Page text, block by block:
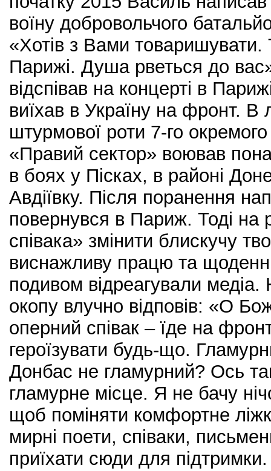
воїну добровольчого
«Хотів з Вами товаришувати.
Парижі. Душа рветься до
відспівав на концерті в
виїхав в Україну на фронт. В
штурмової роти 7-го
«Правий сектор» воював
в боях у Пісках, в районі
Авдіївку. Після поранення
повернувся в Париж. Тоді на
співака» змінити блискучу
виснажливу працю та
подивом відреагували
окопу влучно відповів: «О
оперний співак – їде на
героїзувати будь-що.
Донбас не гламурний? Ось
гламурне місце. Я не бачу
щоб поміняти комфортне
мирні поети, співаки,
приїхати сюди для